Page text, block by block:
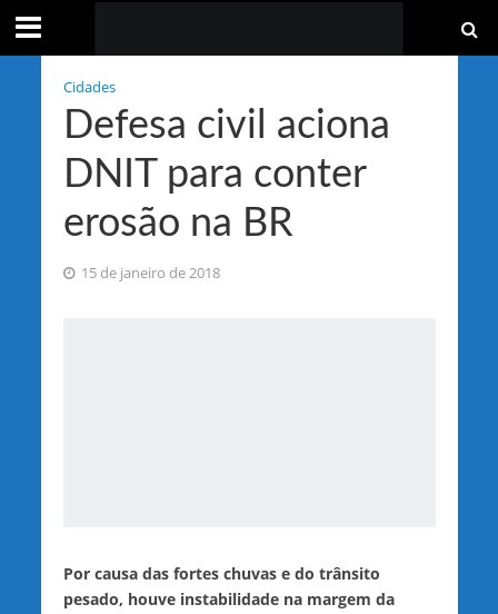
Cidades
Defesa civil aciona
DNIT para conter
erosão na BR
15 de janeiro de 2018
Por causa das fortes chuvas e do trânsito
pesado, houve instabilidade na margem da